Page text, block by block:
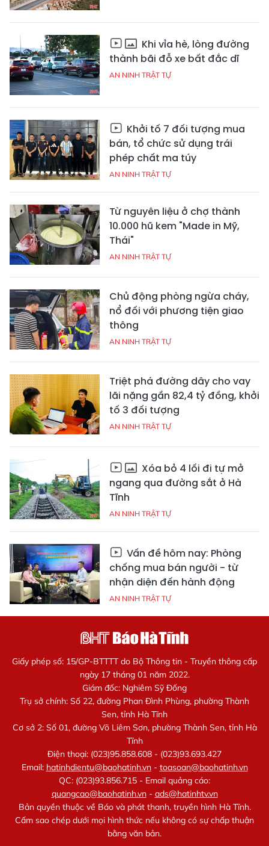
Khi vỉa hè, lòng đường
thành bãi đỗ xe bất đắc dĩ
AN NINH TRẬT TỰ
Khởi tố 7 đối tượng mua
bán, tổ chức sử dụng trái
phép chất ma túy
AN NINH TRẬT TỰ
Từ nguyên liệu ở chợ thành
10.000 hũ kem "Made in Mỹ,
Thái"
AN NINH TRẬT TỰ
Chủ động phòng ngừa cháy,
nổ đối với phương tiện giao
thông
AN NINH TRẬT TỰ
Triệt phá đường dây cho vay
lãi nặng gần 82,4 tỷ đồng, khởi
tố 3 đối tượng
AN NINH TRẬT TỰ
Xóa bỏ 4 lối đi tự mở
ngang qua đường sắt ở Hà
Tĩnh
AN NINH TRẬT TỰ
Vấn đề hôm nay: Phòng
chống mua bán người - từ
nhận diện đến hành động
AN NINH TRẬT TỰ
Giấy phép số: 15/GP-BTTTT do Bộ Thông tin - Truyền thông cấp
ngày 17 tháng 01 năm 2022.
Giám đốc: Nghiêm Sỹ Đống
Trụ sở chính: Số 22, đường Phan Đình Phùng, phường Thành
Sen, tỉnh Hà Tĩnh
Cơ sở 2: Số 01, đường Võ Liêm Sơn, phường Thành Sen, tỉnh Hà
Tĩnh
Điện thoại: (023)95.858.608 - (023)93.693.427
Email: hatinhdientu@baohatinh.vn- toasoan@baohatinh.vn
QC: (023)93.856.715 - Email quảng cáo:
quangcao@baohatinh.vn- ads@hatinhtv.vn
Bản quyền thuộc về Báo và phát thanh, truyền hình Hà Tĩnh.
Cấm sao chép dưới mọi hình thức nếu không có sự chấp thuận
bằng văn bản.